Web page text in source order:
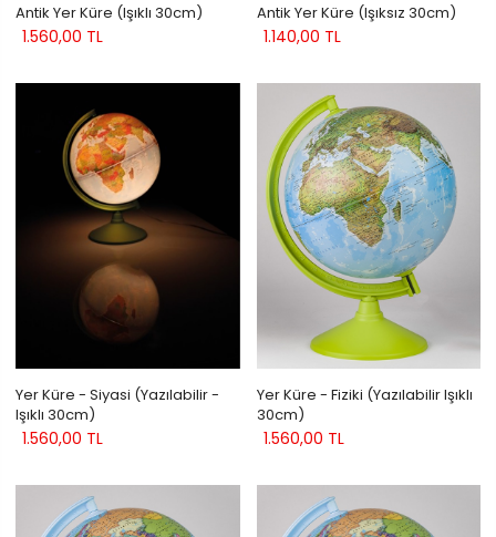
Antik Yer Küre (Işıklı 30cm)
1.560,00 TL
Antik Yer Küre (Işıksız 30cm)
1.140,00 TL
Yer Küre - Siyasi (Yazılabilir -
Işıklı 30cm)
1.560,00 TL
Yer Küre - Fiziki (Yazılabilir Işıklı
30cm)
1.560,00 TL